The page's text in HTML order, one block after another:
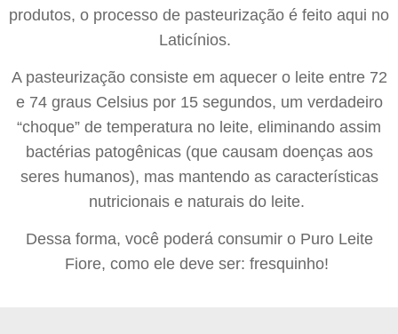
produtos, o processo de pasteurização é feito aqui no
Laticínios.
A pasteurização consiste em aquecero leite entre 72
e 74 graus Celsius por 15 segundos, um verdadeiro
“choque” de temperatura no leite, eliminando assim
bactérias patogênicas (que causam doenças aos
seres humanos), mas mantendo as características
nutricionais e naturais do leite.
Dessa forma, você poderá consumir o Puro Leite
Fiore, como ele deve ser: fresquinho!